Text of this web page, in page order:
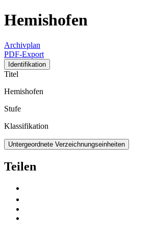
Hemishofen
Archivplan
PDF-Export
Identifikation
Titel
Hemishofen
Stufe
Klassifikation
Untergeordnete Verzeichnungseinheiten
Teilen